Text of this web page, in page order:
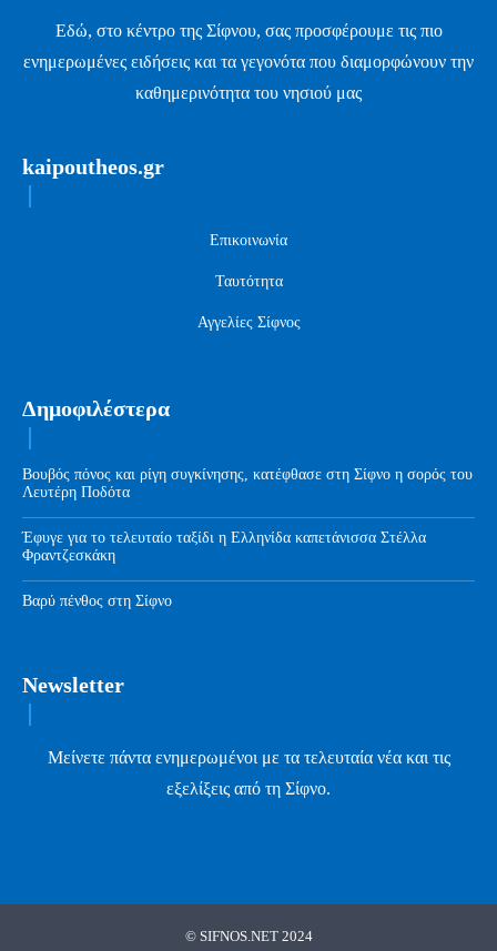
Εδώ, στο κέντρο της Σίφνου, σας προσφέρουμε τις πιο
ενημερωμένες ειδήσεις και τα γεγονότα που διαμορφώνουν την
καθημερινότητα του νησιού μας
kaipoutheos.gr
Επικοινωνία
Ταυτότητα
Αγγελίες Σίφνος
Δημοφιλέστερα
Βουβός πόνος και ρίγη συγκίνησης, κατέφθασε στη Σίφνο η σορός του
Λευτέρη Ποδότα
Έφυγε για το τελευταίο ταξίδι η Ελληνίδα καπετάνισσα Στέλλα
Φραντζεσκάκη
Βαρύ πένθος στη Σίφνο
Newsletter
Μείνετε πάντα ενημερωμένοι με τα τελευταία νέα και τις
εξελίξεις από τη Σίφνο.
© SIFNOS.NET 2024